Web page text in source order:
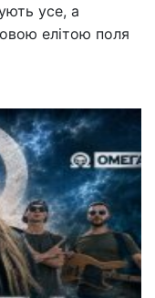
усе, а
елітою поля